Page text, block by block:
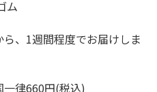
ム
、1週間程度でお届けしま
律660円(税込)